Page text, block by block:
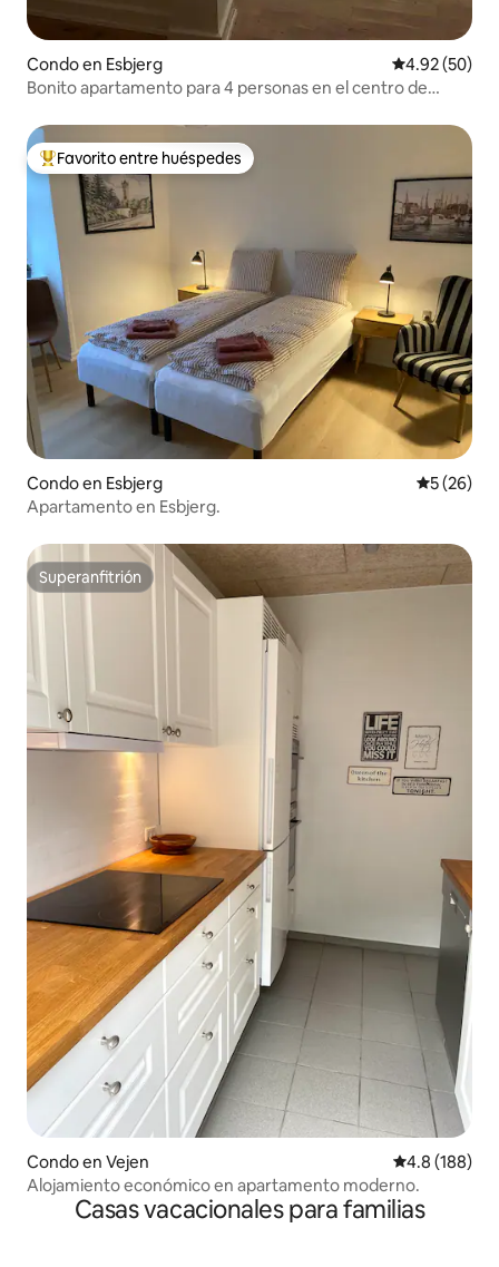
Condo en Esbjerg Calificación
4.92 (50)
Bonito apartamento para 4 personas en el centro de
Favorito entre huéspedes preferido
Favorito entre huéspedes
Condo en Esbjerg
5 (26)
Apartamento en Esbjerg.
Superanfitrión
Superanfitrión
Condo en Vejen Calificación
4.8 (188)
Alojamiento económico en apartamento moderno.
Casas vacacionales para familias